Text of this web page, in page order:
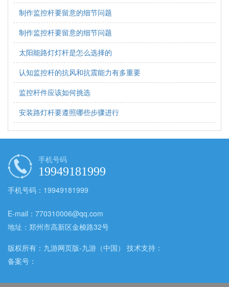
制作监控杆要留意的细节问题
制作监控杆要留意的细节问题
太阳能路灯灯杆是怎么选择的
认知监控杆的抗风和抗震能力有多重要
监控杆件应该如何挑选
安装路灯杆要遵照哪些步骤进行
手机号码
19949181999
手机号码：19949181999
E-mail：770310006@qq.com
地址：郑州市高新区金梭路32号
版权所有：九游网页版-九游（中国） 技术支持：
备案号：